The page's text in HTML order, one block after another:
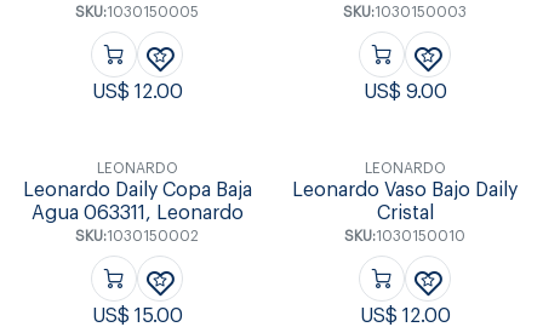
SKU:1030150005
US$ 12.00
SKU:1030150003
US$ 9.00
LEONARDO
Leonardo Daily Copa Baja
Agua 063311, Leonardo
SKU:1030150002
US$ 15.00
LEONARDO
Leonardo Vaso Bajo Daily
Cristal
SKU:1030150010
US$ 12.00